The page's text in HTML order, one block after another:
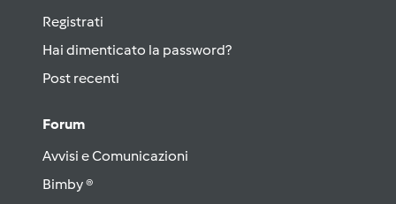
Registrati
Hai dimenticato la password?
Post recenti
Forum
Avvisi e Comunicazioni
Bimby ®